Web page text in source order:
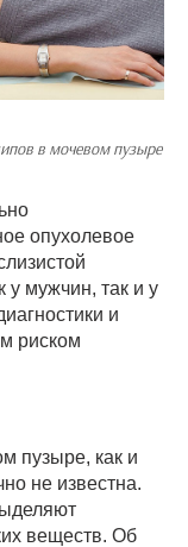
в мочевом пузыре
опухолевое
у мужчин, так и у
и
риском
пузыре, как и
не известна.
веществ. Об